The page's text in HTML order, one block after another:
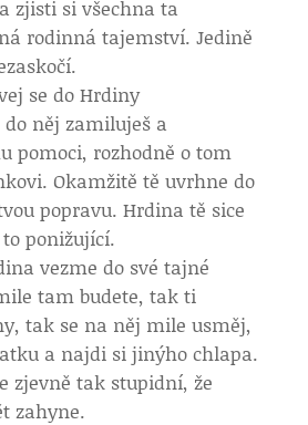
zjisti si všechna ta
rodinná tajemství. Jedině
se do Hrdiny
do něj zamiluješ a
pomoci, rozhodně o tom
Okamžitě tě uvrhne do
popravu. Hrdina tě sice
ponižující.
vezme do své tajné
tam budete, tak ti
tak se na něj mile usměj,
a najdi si jinýho chlapa.
zjevně tak stupidní, že
zahyne.